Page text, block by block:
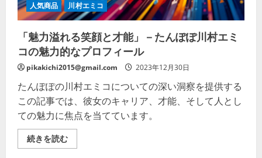
人気商品 川村エミコ
「魅力溢れる笑顔と才能」－たんぽぽ川村エミ
コの魅力的なプロフィール
pikakichi2015@gmail.com 2023年12月30日
たんぽぽの川村エミコについての深い洞察を提供する
この記事では、彼女のキャリア、才能、そして人とし
ての魅力に焦点を当てています。
続きを読む「魅
力